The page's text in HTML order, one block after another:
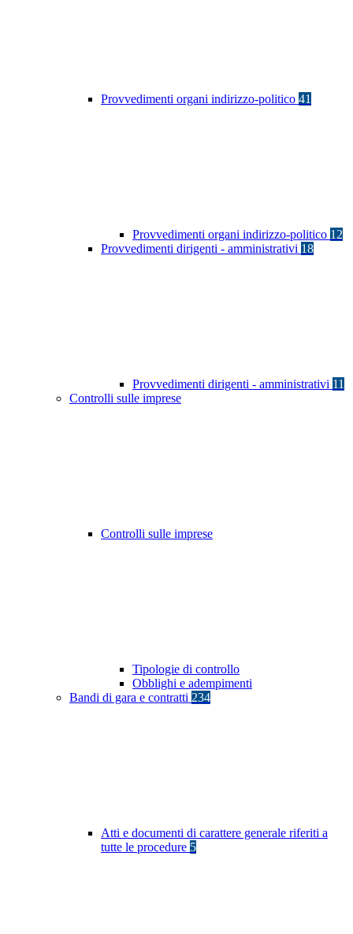
Provvedimenti organi indirizzo-politico 41
Provvedimenti organi indirizzo-politico 12
Provvedimenti dirigenti - amministrativi 18
Provvedimenti dirigenti - amministrativi 11
Controlli sulle imprese
Controlli sulle imprese
Tipologie di controllo
Obblighi e adempimenti
Bandi di gara e contratti 234
Atti e documenti di carattere generale riferiti a
tutte le procedure 5